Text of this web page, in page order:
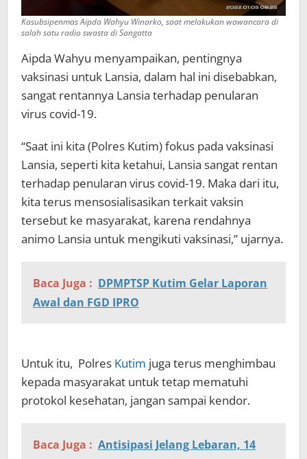
Kasubsipenmas Aipda Wahyu Winarko, saat melakukan wawancara di
salah satu radio swasta di Sangatta
Aipda Wahyu menyampaikan, pentingnya
vaksinasi untuk Lansia, dalam hal ini disebabkan,
sangat rentannya Lansia terhadap penularan
virus covid-19.
“Saat ini kita (Polres Kutim) fokus pada vaksinasi
Lansia, seperti kita ketahui, Lansia sangat rentan
terhadap penularan virus covid-19. Maka dari itu,
kita terus mensosialisasikan terkait vaksin
tersebut ke masyarakat, karena rendahnya
animo Lansia untuk mengikuti vaksinasi,” ujarnya.
Baca Juga : DPMPTSP Kutim Gelar Laporan
Awal dan FGD IPRO
Untuk itu, Polres Kutim juga terus menghimbau
kepada masyarakat untuk tetap mematuhi
protokol kesehatan, jangan sampai kendor.
Baca Juga : Antisipasi Jelang Lebaran, 14